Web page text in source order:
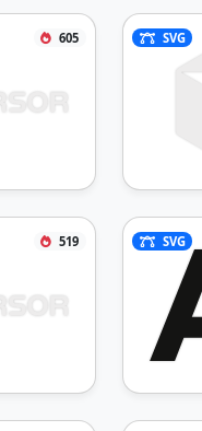
605 SVG
519 SVG